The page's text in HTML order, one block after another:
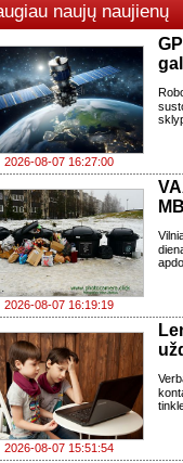
naujų naujienų
2026-08-07 16:27:00
2026-08-07 16:19:19
2026-08-07 15:51:54